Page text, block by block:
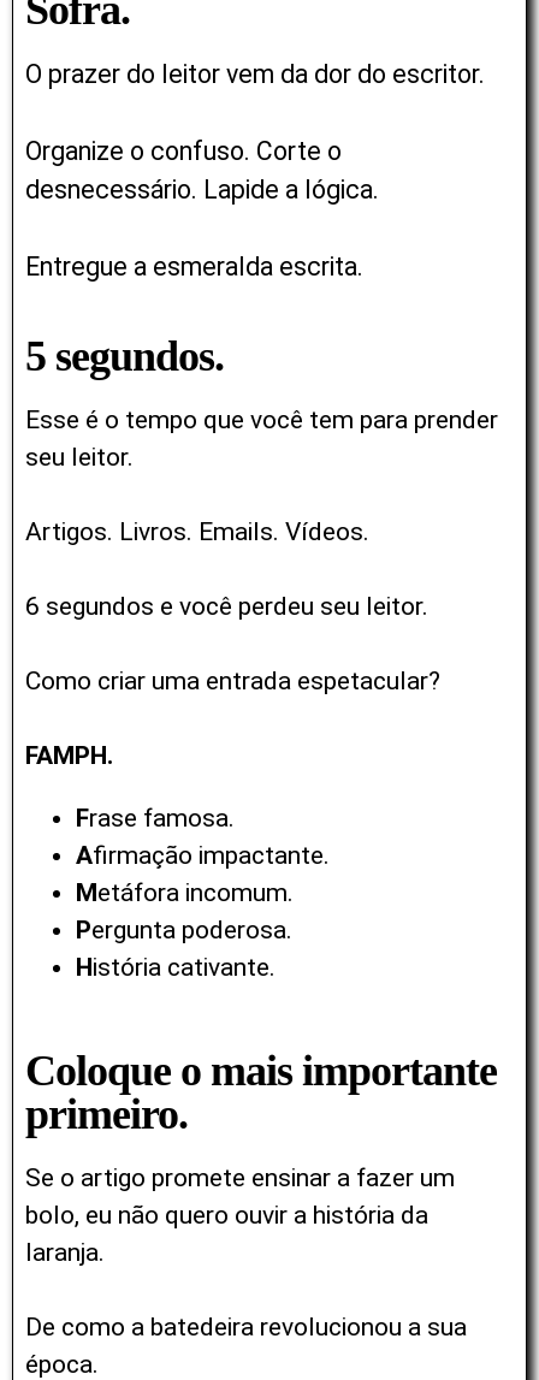
Sofra.
O prazer do leitor vem da dor do escritor.
Organize o confuso. Corte o
desnecessário. Lapide a lógica.
Entregue a esmeralda escrita.
5 segundos.
Esse é o tempo que você tem para prender
seu leitor.
Artigos. Livros. Emails. Vídeos.
6 segundos e você perdeu seu leitor.
Como criar uma entrada espetacular?
FAMPH.
Frase famosa.
Afirmação impactante.
M etáfora incomum.
Pergunta poderosa.
H istória cativante.
Coloque o mais importante
primeiro.
Se o artigo promete ensinar a fazer um
bolo, eu não quero ouvir a história da
laranja.
De como a batedeira revolucionou a sua
época.